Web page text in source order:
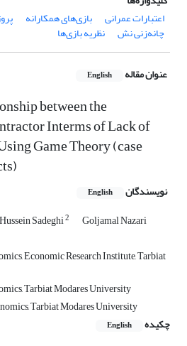
اعتبارات ‏عمرانی
بازی‏‌های همکارانه
چانه‏‌زنی نش نظریه ‏بازی‌‌ها
عنوان مقاله English
between the
Interms of Lack of
Game Theory (case
نویسندگان English
Hussein Sadeghi2 Goljamal Nazari
Economic Research Institute, Tarbiat
Tarbiat Modares University
Tarbiat Modares University
چکیده
English